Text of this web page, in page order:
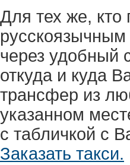
Для тех же, кто
русскоязычным
через удобный
откуда и куда
трансфер из
указанном
с табличкой с
Заказать такси.